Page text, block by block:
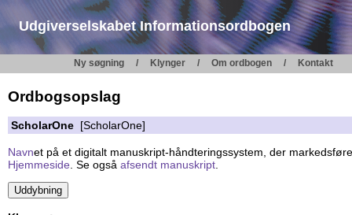
Udgiverselskabet Informationsordbogen
Ny søgning Klynger Om ordbogen Kontakt
Ordbogsopslag
ScholarOne [ScholarOne]
Navnet på et digitalt manuskript-håndteringssystem, der
Hjemmeside . Se også afsendt manuskript